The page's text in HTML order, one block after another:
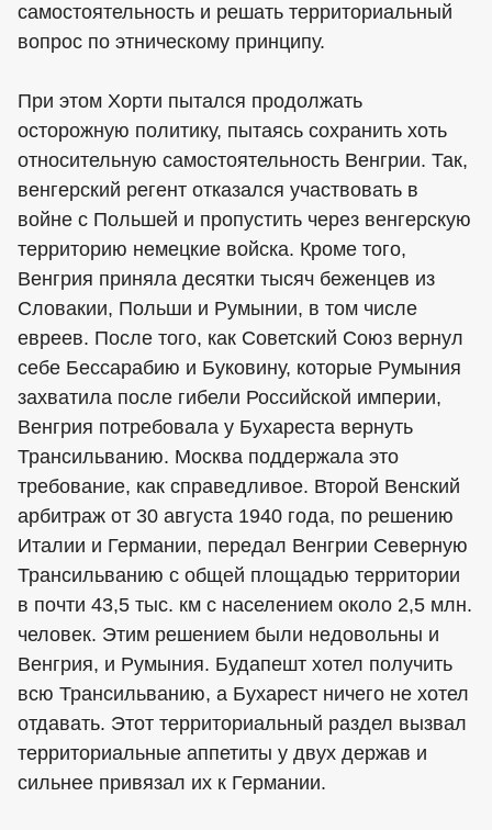
самостоятельность и решать территориальный
вопрос по этническому принципу.
При этом Хорти пытался продолжать
осторожную политику, пытаясь сохранить хоть
относительную самостоятельность Венгрии. Так,
венгерский регент отказался участвовать в
войне с Польшей и пропустить через венгерскую
территорию немецкие войска. Кроме того,
Венгрия приняла десятки тысяч беженцев из
Словакии, Польши и Румынии, в том числе
евреев. После того, как Советский Союз вернул
себе Бессарабию и Буковину, которые Румыния
захватила после гибели Российской империи,
Венгрия потребовала у Бухареста вернуть
Трансильванию. Москва поддержала это
требование, как справедливое. Второй Венский
арбитраж от 30 августа 1940 года, по решению
Италии и Германии, передал Венгрии Северную
Трансильванию с общей площадью территории
в почти 43,5 тыс. км с населением около 2,5 млн.
человек. Этим решением были недовольны и
Венгрия, и Румыния. Будапешт хотел получить
всю Трансильванию, а Бухарест ничего не хотел
отдавать. Этот территориальный раздел вызвал
территориальные аппетиты у двух держав и
сильнее привязал их к Германии.